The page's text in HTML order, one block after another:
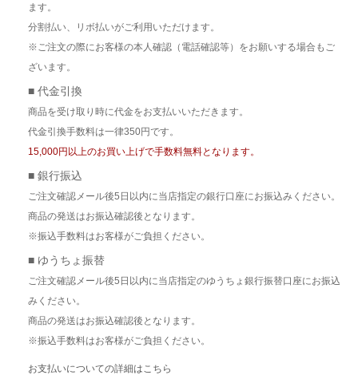
ます。
分割払い、リボ払いがご利用いただけます。
※ご注文の際にお客様の本人確認（電話確認等）をお願いする場合もご
ざいます。
■ 代金引換
商品を受け取り時に代金をお支払いいただきます。
代金引換手数料は一律350円です。
15,000円以上のお買い上げで手数料無料となります。
■ 銀行振込
ご注文確認メール後5日以内に当店指定の銀行口座にお振込みください。
商品の発送はお振込確認後となります。
※振込手数料はお客様がご負担ください。
■ ゆうちょ振替
ご注文確認メール後5日以内に当店指定のゆうちょ銀行振替口座にお振込
みください。
商品の発送はお振込確認後となります。
※振込手数料はお客様がご負担ください。
お支払いについての詳細はこちら